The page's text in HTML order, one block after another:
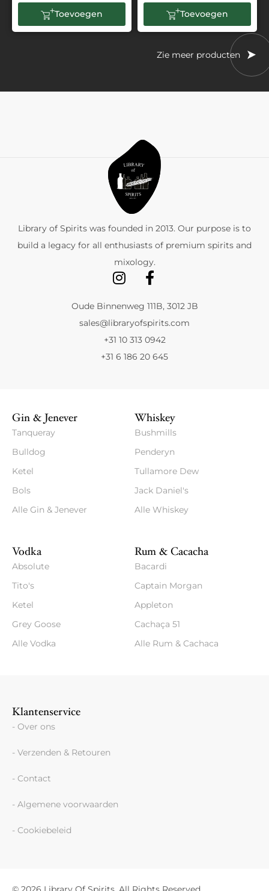
Toevoegen Toevoegen
Zie meer producten
Library of Spirits was founded in 2013. Our purpose is to
build a legacy for all enthusiasts of premium spirits and
mixology.
Oude Binnenweg 111B, 3012 JB
sales@libraryofspirits.com
+31 10 313 0942
+31 6 186 20 645
Gin & Jenever
Tanqueray
Bulldog
Ketel
Bols
Alle Gin & Jenever
Whiskey
Bushmills
Penderyn
Tullamore Dew
Jack Daniel's
Alle Whiskey
Vodka
Absolute
Tito's
Ketel
Grey Goose
Alle Vodka
Rum & Cacacha
Bacardi
Captain Morgan
Appleton
Cachaça 51
Alle Rum & Cachaca
Klantenservice
- Over ons
- Verzenden & Retouren
- Contact
- Algemene voorwaarden
- Cookiebeleid